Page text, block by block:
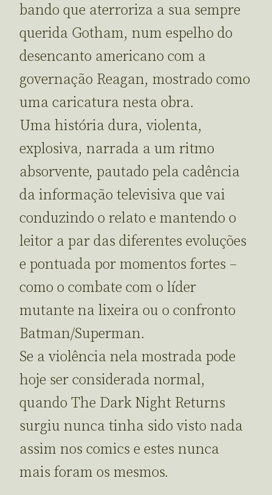
bando que aterroriza a sua sempre
querida Gotham, num espelho do
desencanto americano com a
governação Reagan, mostrado como
uma caricatura nesta obra.
Uma história dura, violenta,
explosiva, narrada a um ritmo
absorvente, pautado pela cadência
da informação televisiva que vai
conduzindo o relato e mantendo o
leitor a par das diferentes evoluções
e pontuada por momentos fortes –
como o combate com o líder
mutante na lixeira ou o confronto
Batman/Superman.
Se a violência nela mostrada pode
hoje ser considerada normal,
quando The Dark Night Returns
surgiu nunca tinha sido visto nada
assim nos comics e estes nunca
mais foram os mesmos.